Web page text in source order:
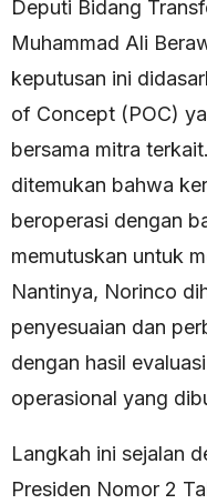
Deputi Bidang
Muhammad Ali
keputusan ini
of Concept (POC)
bersama mitra
ditemukan bahwa
beroperasi dengan
memutuskan untuk
Nantinya, Norinco
penyesuaian dan
dengan hasil
operasional yang
Langkah ini sejalan
Presiden Nomor 2